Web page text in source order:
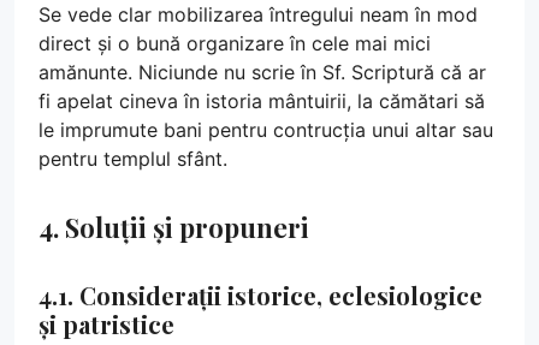
Se vede clar mobilizarea întregului neam în mod
direct și o bună organizare în cele mai mici
amănunte. Niciunde nu scrie în Sf. Scriptură că ar
fi apelat cineva în istoria mântuirii, la cămătari să
le imprumute bani pentru contrucția unui altar sau
pentru templul sfânt.
4. Soluții și propuneri
4.1. Considerații istorice, eclesiologice
și patristice